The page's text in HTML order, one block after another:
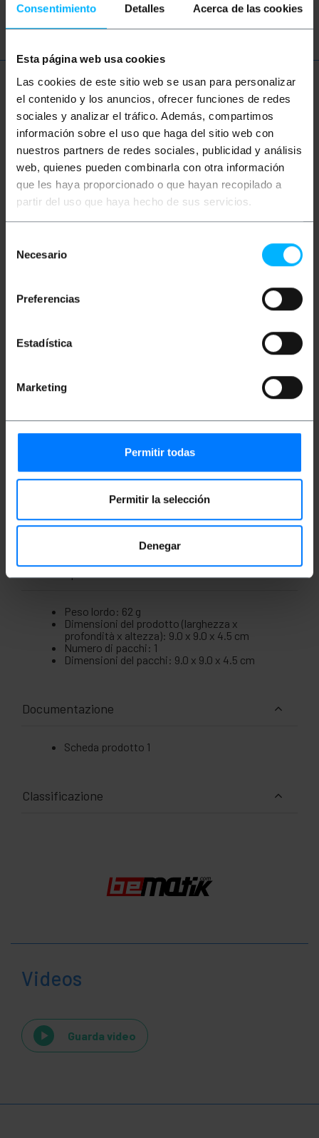
Consentimiento Detalles Acerca de las cookies
Esta página web usa cookies
Las cookies de este sitio web se usan para personalizar
el contenido y los anuncios, ofrecer funciones de redes
sociales y analizar el tráfico. Además, compartimos
información sobre el uso que haga del sitio web con
nuestros partners de redes sociales, publicidad y análisis
web, quienes pueden combinarla con otra información
que les haya proporcionado o que hayan recopilado a
partir del uso que haya hecho de sus servicios.
Necesario
Preferencias
Estadística
Marketing
Permitir todas
Permitir la selección
Denegar
magnetotermico differenziale
Ulteriori informazioni
Descrizione
Scatola di superficie stagna per collegamenti
elettrici o derivazioni. Possono essere utilizzati
materiale plastico ABS, sono molto resistenti e
dimensioni e forme che si adattano alle esigenze di
Specifiche
La scatola misura 90 x 45 mm (diametro x
altezza).
umidità e acqua.
Chiusura del coperchio a pressione. Ha due
fori preforati per tubo da 22 e altri due con
pressacavi in gomma per tubo da 16 a 22 mm.
Realizzato in materiale plastico ABS privo di
alghe, a bassa emissione di fumi e gas
Ideale per alloggiare e proteggere connessioni
o meccanismi elettrici.
Peso lordo: 62 g
Dimensioni del prodotto (larghezza x
profondità x altezza): 9.0 x 9.0 x 4.5 cm
Numero di pacchi: 1
Dimensioni del pacchi: 9.0 x 9.0 x 4.5 cm
Documentazione
Scheda prodotto 1
Classificazione
Videos
Guarda video